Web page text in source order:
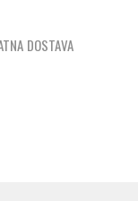
DOSTAVA